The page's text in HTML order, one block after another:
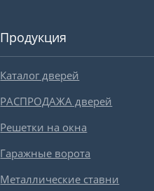
Продукция
Каталог дверей
РАСПРОДАЖА дверей
Решетки на окна
Гаражные ворота
Металлические ставни